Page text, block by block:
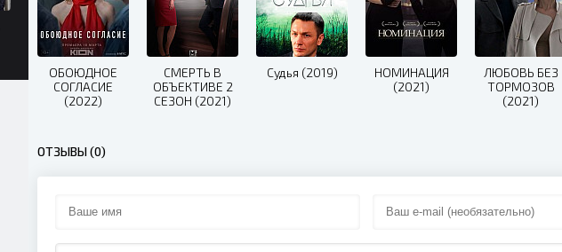
ОБОЮДНОЕ
СОГЛАСИЕ
(2022)
СМЕРТЬ В
ОБЪЕКТИВЕ 2
СЕЗОН (2021)
Судья (2019)
НОМИНАЦИЯ
(2021)
ЛЮБОВЬ БЕЗ
ТОРМОЗОВ
(2021)
ОТЗЫВЫ (0)